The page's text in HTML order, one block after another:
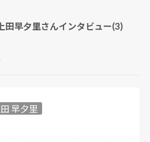
田早夕里さんインタビュー(3)
田 早夕里